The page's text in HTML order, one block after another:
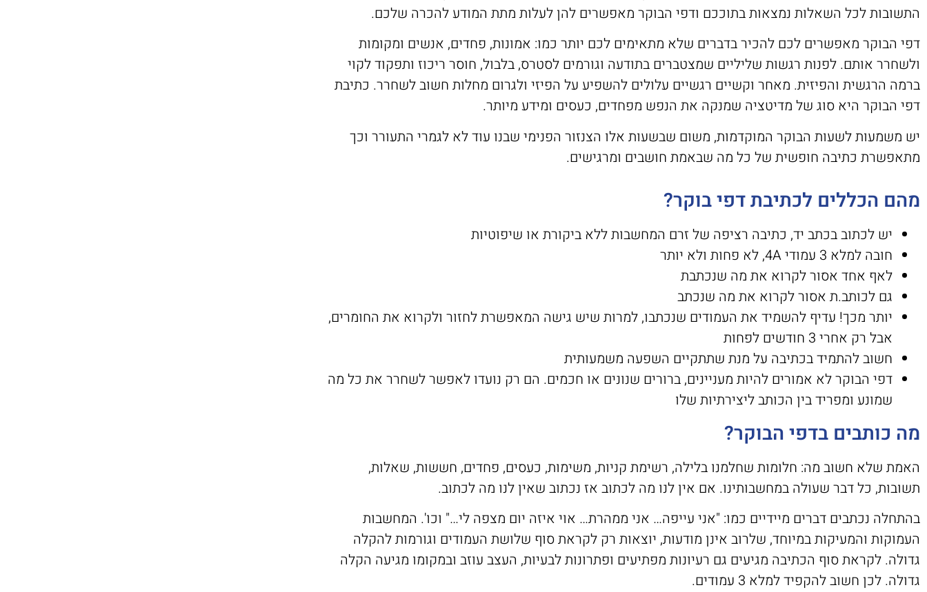
התשובות לכל השאלות נמצאות בתוככם ודפי הבוקר מאפשרים להן לעלות מתת המודע להכרה שלכם.
דפי הבוקר מאפשרים לכם להכיר בדברים שלא מתאימים לכם יותר כמו: אמונות, פחדים, אנשים ומקומות
ולשחרר אותם. לפנות רגשות שליליים שמצטברים בתודעה וגורמים לסטרס, בלבול, חוסר ריכוז ותפקוד לקוי
ברמה הרגשית והפיזית. מאחר וקשיים רגשיים עלולים להשפיע על הפיזי ולגרום מחלות חשוב לשחרר. כתיבת
דפי הבוקר היא סוג של מדיטציה שמנקה את הנפש מפחדים, כעסים ומידע מיותר.
יש משמעות לשעות הבוקר המוקדמות, משום שבשעות אלו הצנזור הפנימי שבנו עוד לא לגמרי התעורר וכך
מתאפשרת כתיבה חופשית של כל מה שבאמת חושבים ומרגישים.
מהם הכללים לכתיבת דפי בוקר?
יש לכתוב בכתב יד, כתיבה רציפה של זרם המחשבות ללא ביקורת או שיפוטיות
חובה למלא 3 עמודי 4A, לא פחות ולא יותר
לאף אחד אסור לקרוא את מה שנכתבת
גם לכותב.ת אסור לקרוא את מה שנכתב
יותר מכך! עדיף להשמיד את העמודים שנכתבו, למרות שיש גישה המאפשרת לחזור ולקרוא את החומרים,
אבל רק אחרי 3 חודשים לפחות
חשוב להתמיד בכתיבה על מנת שתתקיים השפעה משמעותית
דפי הבוקר לא אמורים להיות מעניינים, ברורים שנונים או חכמים. הם רק נועדו לאפשר לשחרר את כל מה
שמונע ומפריד בין הכותב ליצירתיות שלו
מה כותבים בדפי הבוקר?
האמת שלא חשוב מה: חלומות שחלמנו בלילה, רשימת קניות, משימות, כעסים, פחדים, חששות, שאלות,
תשובות, כל דבר שעולה במחשבותינו. אם אין לנו מה לכתוב אז נכתוב שאין לנו מה לכתוב.
בהתחלה נכתבים דברים מיידיים כמו: "אני עייפה… אני ממהרת… אוי איזה יום מצפה לי…" וכו'. המחשבות
העמוקות והמעיקות במיוחד, שלרוב אינן מודעות, יוצאות רק לקראת סוף שלושת העמודים וגורמות להקלה
גדולה. לקראת סוף הכתיבה מגיעים גם רעיונות מפתיעים ופתרונות לבעיות, העצב עוזב ובמקומו מגיעה הקלה
גדולה. לכן חשוב להקפיד למלא 3 עמודים.